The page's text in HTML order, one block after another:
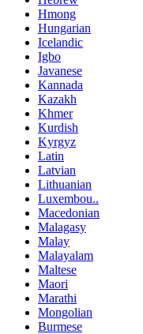
Hmong
Hungarian
Icelandic
Igbo
Javanese
Kannada
Kazakh
Khmer
Kurdish
Kyrgyz
Latin
Latvian
Lithuanian
Luxembou..
Macedonian
Malagasy
Malay
Malayalam
Maltese
Maori
Marathi
Mongolian
Burmese